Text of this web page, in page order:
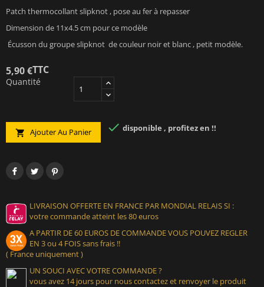
Patch thermocollant slipknot , pose au fer à repasser
Dimension de 11x4.5 cm pour ce modèle
Écusson du groupe slipknot de couleur noir et blanc , petit modèle.
5,90 €TTC
Quantité
 Ajouter Au Panier  disponible , profitez en !!
LIVRAISON OFFERTE EN FRANCE PAR MONDIAL RELAIS SI :
votre commande atteint les 80 euros
A PARTIR DE 60 EUROS DE COMMANDE VOUS POUVEZ REGLER
EN 3 ou 4 FOIS sans frais !!
( France uniquement )
UN SOUCI AVEC VOTRE COMMANDE ?
vous avez 14 jours pour nous contactez et renvoyer le produit